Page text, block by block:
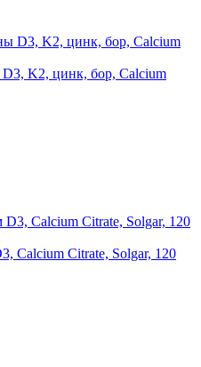
K2, цинк, бор, Calcium
Calcium Citrate, Solgar, 120